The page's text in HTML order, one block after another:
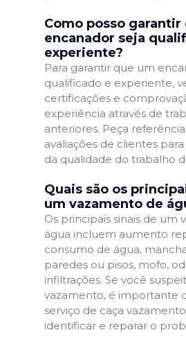
Como posso garantir
encanador seja
experiente?
Para garantir que um
qualificado e experiente,
certificações e
experiência através de
anteriores. Peça
avaliações de clientes
da qualidade do trabalho
Quais são os
um vazamento de
Os principais sinais de um
água incluem aumento
consumo de água,
paredes ou pisos, mofo,
infiltrações. Se você
vazamento, é importante
serviço de caça
identificar e reparar o